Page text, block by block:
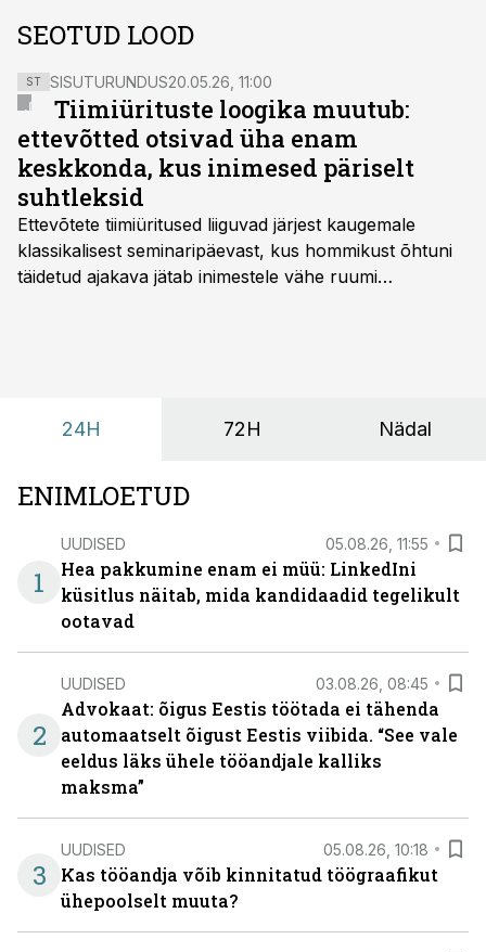
SEOTUD LOOD
ST SISUTURUNDUS20.05.26, 11:00
Tiimiürituste loogika muutub:
ettevõtted otsivad üha enam
keskkonda, kus inimesed päriselt
suhtleksid
Ettevõtete tiimiüritused liiguvad järjest kaugemale
klassikalisest seminaripäevast, kus hommikust õhtuni
täidetud ajakava jätab inimestele vähe ruumi
24H 72H Nädal
ENIMLOETUD
1
UUDISED 05.08.26, 11:55
Hea pakkumine enam ei müü: LinkedIni
küsitlus näitab, mida kandidaadid tegelikult
ootavad
2
UUDISED 03.08.26, 08:45
Advokaat: õigus Eestis töötada ei tähenda
automaatselt õigust Eestis viibida. “See vale
eeldus läks ühele tööandjale kalliks
maksma”
3
UUDISED 05.08.26, 10:18
Kas tööandja võib kinnitatud töögraafikut
ühepoolselt muuta?